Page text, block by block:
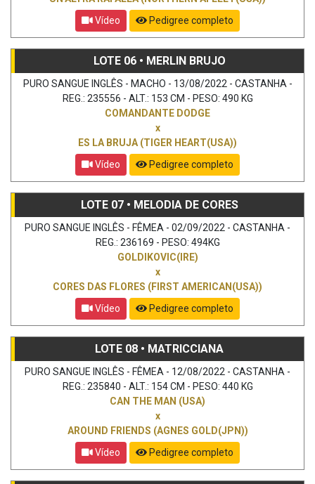
Vídeo
Pedigree completo
LOTE 06 • MERLIN BRUJO
PURO SANGUE INGLÊS - MACHO - 13/08/2022 - CASTANHA -
REG.: 235556 - ALT.: 153 CM - PESO: 490 KG
COMANDANTE DODGE
x
ES LA BRUJA (TIGER HEART(USA))
Vídeo
Pedigree completo
LOTE 07 • MELODIA DE CORES
PURO SANGUE INGLÊS - FÊMEA - 02/09/2022 - CASTANHA -
REG.: 236169 - PESO: 494KG
GOLDIKOVIC(IRE)
x
CORES DAS FLORES (FIRST AMERICAN(USA))
Vídeo
Pedigree completo
LOTE 08 • MATRICCIANA
PURO SANGUE INGLÊS - FÊMEA - 12/08/2022 - CASTANHA -
REG.: 235840 - ALT.: 154 CM - PESO: 440 KG
CAN THE MAN (USA)
x
AROUND FRIENDS (AGNES GOLD(JPN))
Vídeo
Pedigree completo